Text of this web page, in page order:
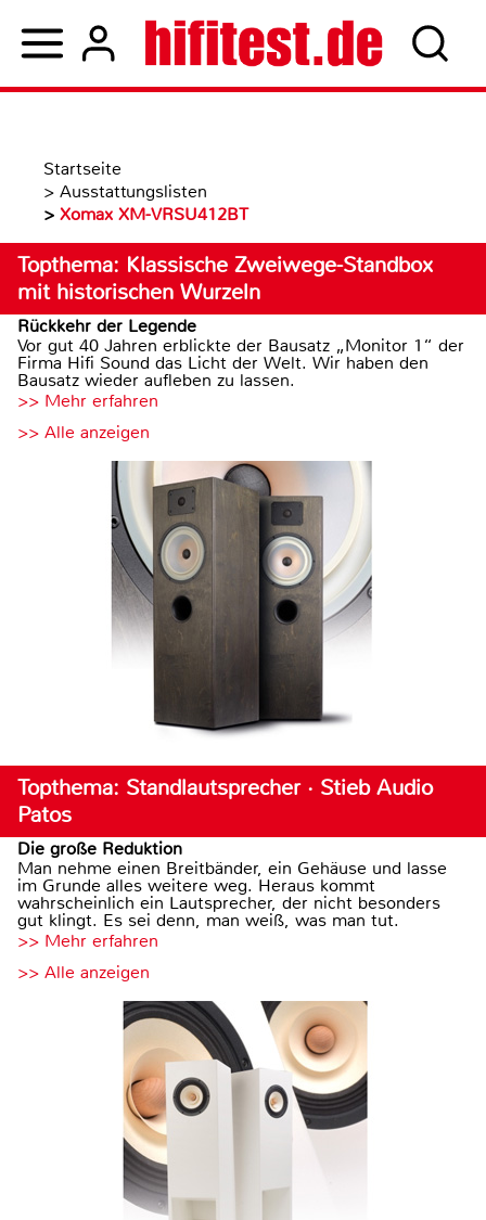
Startseite
> Ausstattungslisten
> Xomax XM-VRSU412BT
Topthema: Klassische Zweiwege-Standbox
mit historischen Wurzeln
Rückkehr der Legende
Vor gut 40 Jahren erblickte der Bausatz „Monitor 1“ der
Firma Hifi Sound das Licht der Welt. Wir haben den
Bausatz wieder aufleben zu lassen.
>> Mehr erfahren
>> Alle anzeigen
Topthema: Standlautsprecher · Stieb Audio
Patos
Die große Reduktion
Man nehme einen Breitbänder, ein Gehäuse und lasse
im Grunde alles weitere weg. Heraus kommt
wahrscheinlich ein Lautsprecher, der nicht besonders
gut klingt. Es sei denn, man weiß, was man tut.
>> Mehr erfahren
>> Alle anzeigen